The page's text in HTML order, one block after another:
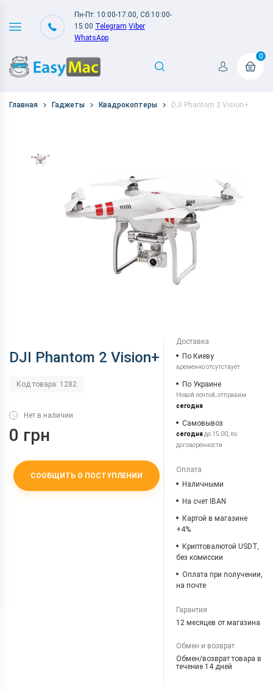
Пн-Пт: 10:00-17:00, Сб:10:00-
15:00 Telegram Viber
WhatsApp
0
Главная Гаджеты Квадрокоптеры DJI Phantom 2 Vision+
DJI Phantom 2 Vision+
Код товара: 1282
Нет в наличии
0 грн
СООБЩИТЬ О ПОСТУПЛЕНИИ
Доставка
По Киеву
временно отсутствует
По Украине
Новой почтой, отправим
сегодня
Самовывоз
сегоднядо 15:00, по
договоренности
Оплата
Наличными
На счет IBAN
Картой в магазине
+4%
Криптовалютой USDT,
без комиссии
Оплата при получении,
на почте
Гарантия
12 месяцев от магазина
Обмен и возврат
Обмен/возврат товара в
течение 14 дней